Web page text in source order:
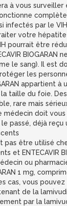
à vous surveiller
infectés par le
votre
pourrait être
le sang). Il est
les
taille du foie.
rare mais
médecin doit vous
le passé, déjà
pas être utilisé
et ENTECAVIR
ou
1 mg,
cas, vous
de la
par la